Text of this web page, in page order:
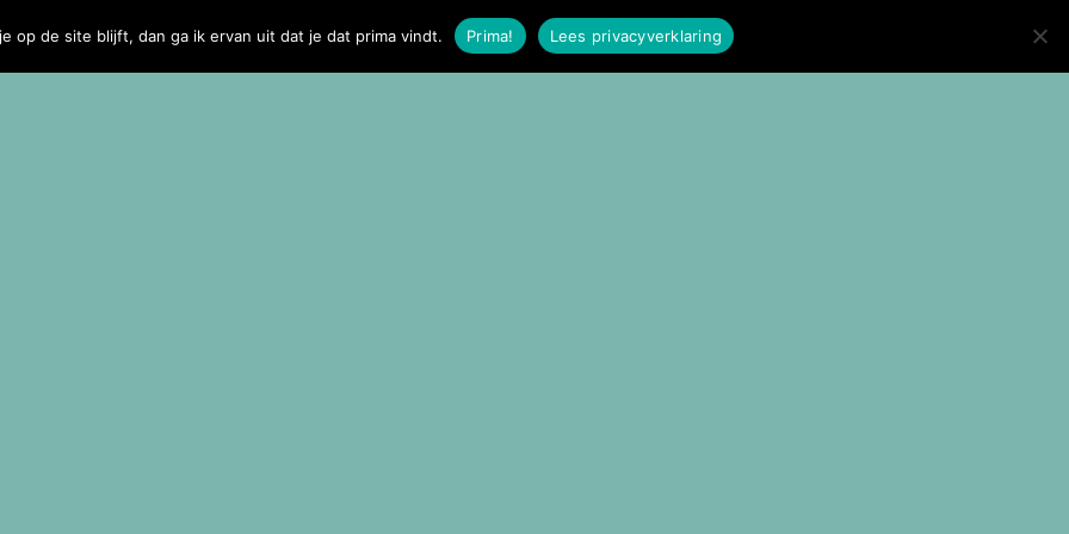
Contact
op de site blijft, dan ga ik ervan uit dat je dat prima vindt. Prima! Lees privacyverklaring